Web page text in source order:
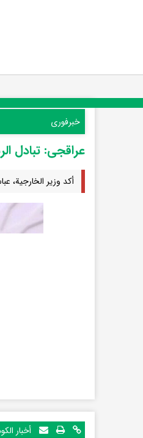
خبرفوری
عراقجی: تبادل
أكد وزير الخارجية،
أخبار